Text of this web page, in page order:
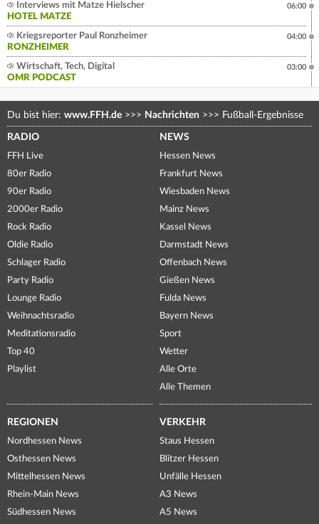
Interviews mit Matze Hielscher
HOTEL MATZE
06:00
Kriegsreporter Paul Ronzheimer
RONZHEIMER
04:00
Wirtschaft, Tech, Digital
OMR PODCAST
03:00
Du bist hier: www.FFH.de >>> Nachrichten >>> Fußball-Ergebnisse
RADIO
FFH Live
80er Radio
90er Radio
2000er Radio
Rock Radio
Oldie Radio
Schlager Radio
Party Radio
Lounge Radio
Weihnachtsradio
Meditationsradio
Top 40
Playlist
NEWS
Hessen News
Frankfurt News
Wiesbaden News
Mainz News
Kassel News
Darmstadt News
Offenbach News
Gießen News
Fulda News
Bayern News
Sport
Wetter
Alle Orte
Alle Themen
REGIONEN
Nordhessen News
Osthessen News
Mittelhessen News
Rhein-Main News
Südhessen News
VERKEHR
Staus Hessen
Blitzer Hessen
Unfälle Hessen
A3 News
A5 News